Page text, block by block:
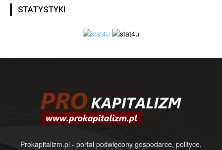
STATYSTYKI
Prokapitalizm.pl - portal poświęcony gospodarce, polityce,